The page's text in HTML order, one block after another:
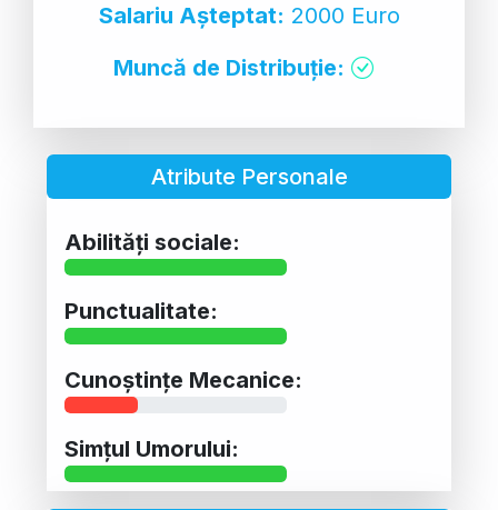
Salariu Așteptat: 2000 Euro
Muncă de Distribuție:
Atribute Personale
Abilități sociale:
Punctualitate:
Cunoștințe Mecanice:
Simțul Umorului: